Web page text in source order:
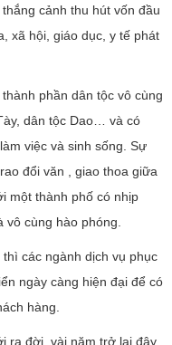
cảnh thu hút vốn đầu
xã hội, giáo dục, y tế phát
phần dân tộc vô cùng
dân tộc Dao… và có
việc và sinh sống. Sự
đổi văn , giao thoa giữa
một thành phố có nhịp
cùng hào phóng.
các ngành dịch vụ phục
ngày càng hiện đại để có
hàng.
ra đời, vài năm trở lại đây